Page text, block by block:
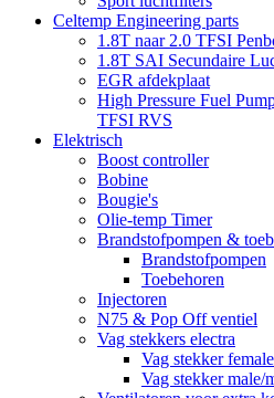
Celtemp Engineering parts
1.8T naar 2.0 TFSI
1.8T SAI Secundaire
EGR afdekplaat
High Pressure Fuel
TFSI RVS
Elektrisch
Boost controller
Bobine
Bougie's
Olie-temp Timer
Brandstofpompen &
Brandstofpompen
Toebehoren
Injectoren
N75 & Pop Off ventiel
Vag stekkers electra
Vag stekker
Vag stekker male/